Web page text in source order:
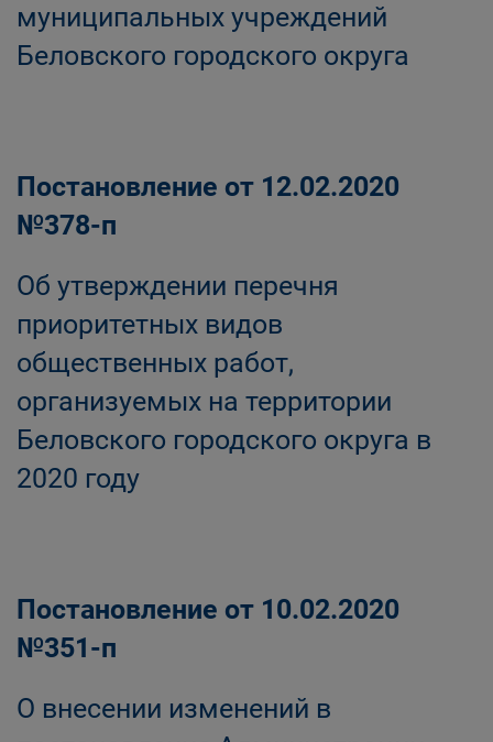
муниципальных учреждений
Беловского городского округа
Постановление от 12.02.2020
№378-п
Об утверждении перечня
приоритетных видов
общественных работ,
организуемых на территории
Беловского городского округа в
2020 году
Постановление от 10.02.2020
№351-п
О внесении изменений в